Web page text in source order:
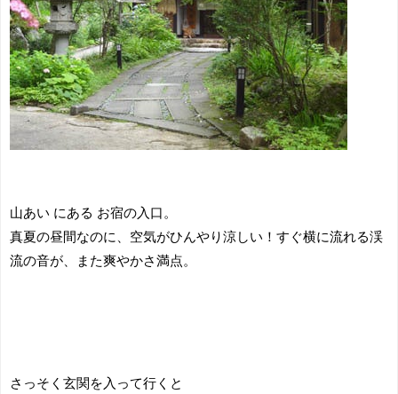
山あい にある お宿の入口。
真夏の昼間なのに、空気がひんやり涼しい！すぐ横に流れる渓
流の音が、また爽やかさ満点。
さっそく玄関を入って行くと